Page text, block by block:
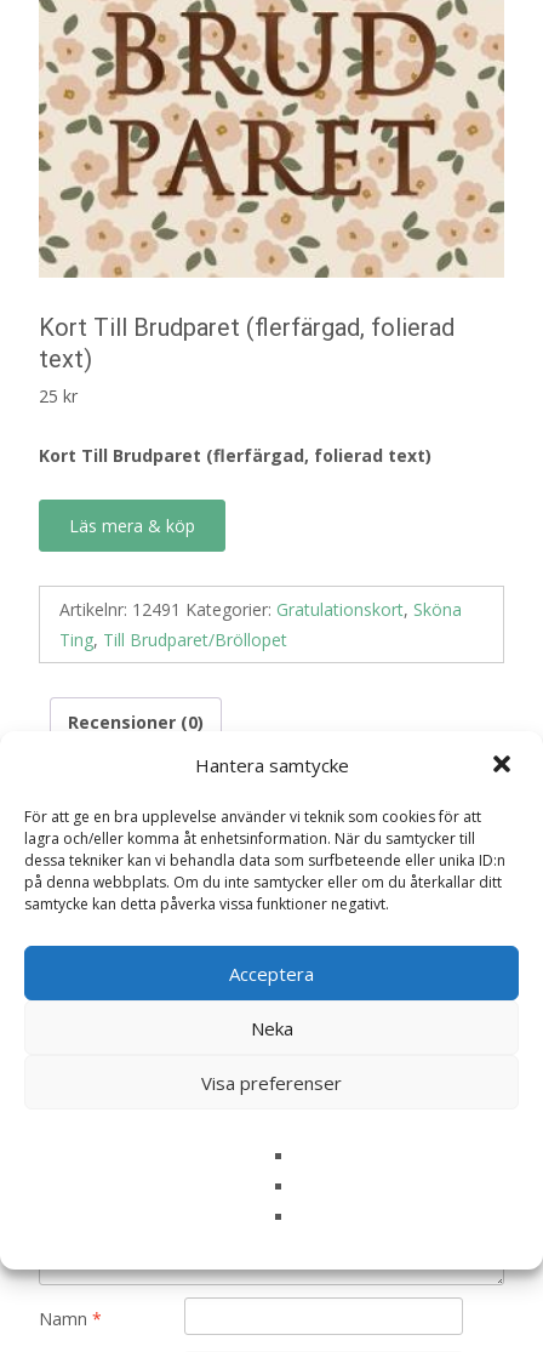
Hantera samtycke
För att ge en bra upplevelse använder vi teknik som cookies för att
lagra och/eller komma åt enhetsinformation. När du samtycker till
dessa tekniker kan vi behandla data som surfbeteende eller unika ID:n
på denna webbplats. Om du inte samtycker eller om du återkallar ditt
samtycke kan detta påverka vissa funktioner negativt.
Acceptera
Neka
Visa preferenser
Kort Till Brudparet (flerfärgad, folierad
text)
25 kr
Kort Till Brudparet (flerfärgad, folierad text)
Läs mera & köp
Artikelnr: 12491 Kategorier: Gratulationskort, Sköna
Ting, Till Brudparet/Bröllopet
Recensioner (0)
Recensioner
Det finns inga recensioner än.
Bli först med att recensera ”Kort Till
Brudparet (flerfärgad, folierad text)”
Din e-postadress kommer inte publiceras. Obligatoriska fält
Namn *